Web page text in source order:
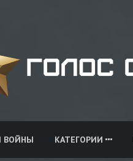
ВОЙНЫ КАТЕГОРИИ